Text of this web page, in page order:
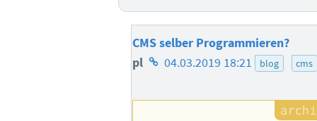
CMS selber Programmieren?
pl Homepage
Autors
04.03.2019 18:21 blog cms